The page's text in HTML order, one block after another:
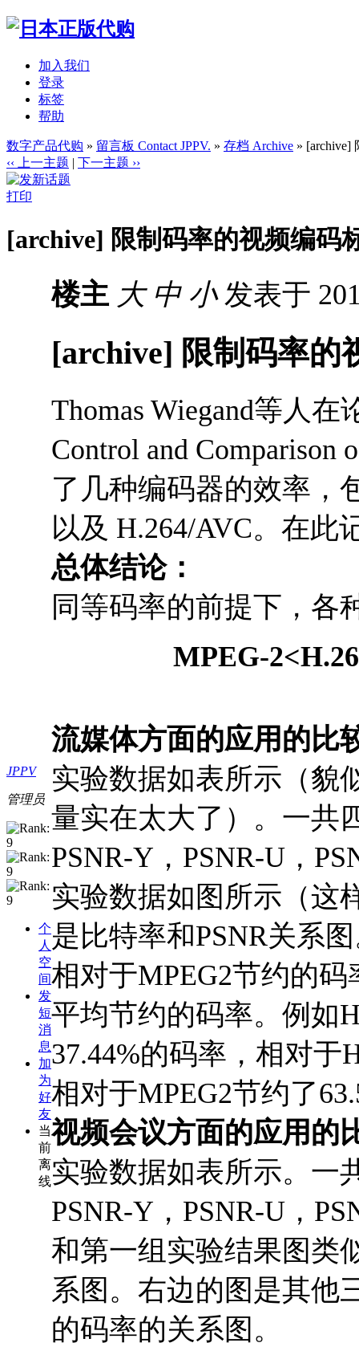
加入我们
登录
标签
帮助
数字产品代购 » 留言板 Contact JPPV. » 存档 Archive » [archive]
‹‹ 上一主题 | 下一主题 ››
打印
[archive] 限制码率的视频编码
JPPV
管理员
个
人
空
间
发
短
消
息
加
为
好
友
当
前
离
线
楼主 大 中 小发表于
[archive] 限制码率的
Thomas Wiegand等人在
Control and Comparison
了几种编码器的效率，
以及 H.264/AVC。在此
总体结论：
同等码率的前提下，各
MPEG-
流媒体方面的应用的比
实验数据如表所示（貌
量实在太大了）。一共
PSNR-Y，PSNR-U，
实验数据如图所示（这
是比特率和PSNR关系
相对于MPEG2节约的
平均节约的码率。例如
37.44%的码率，相对于
相对于MPEG2节约了
视频会议方面的应用的
实验数据如表所示。一
PSNR-Y，PSNR-U，
和第一组实验结果图类
系图。右边的图是其他
的码率的关系图。